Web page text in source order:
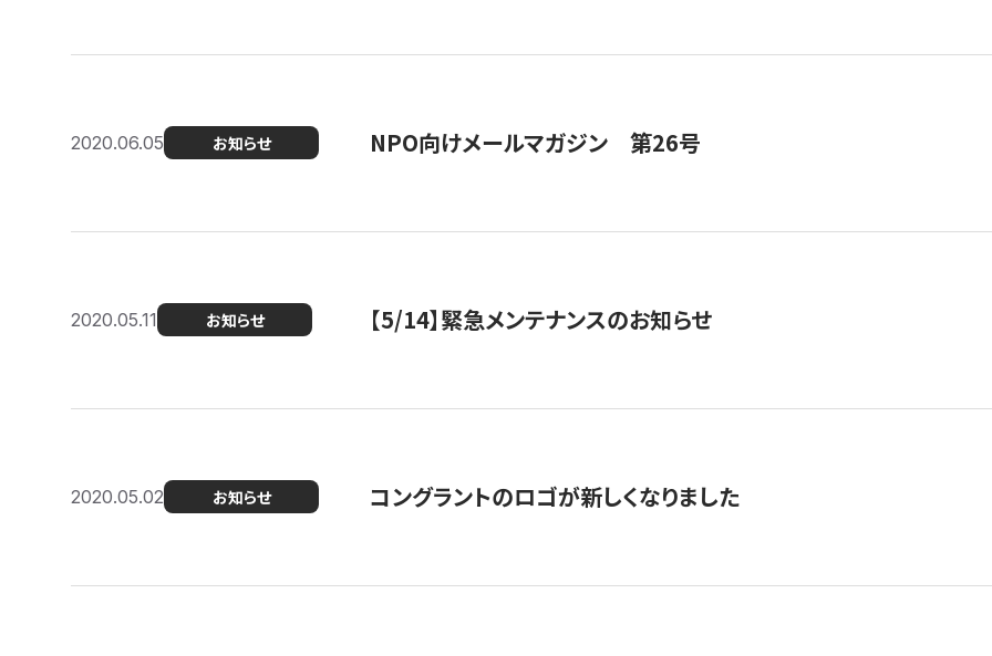
2020.06.05 お知らせ NPO向けメールマガジン 第26号
2020.05.11 お知らせ 【5/14】緊急メンテナンスのお知らせ
2020.05.02 お知らせ コングラントのロゴが新しくなりました